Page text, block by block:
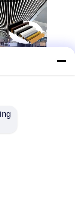
et simple,
en
plafond
insonorisé pour